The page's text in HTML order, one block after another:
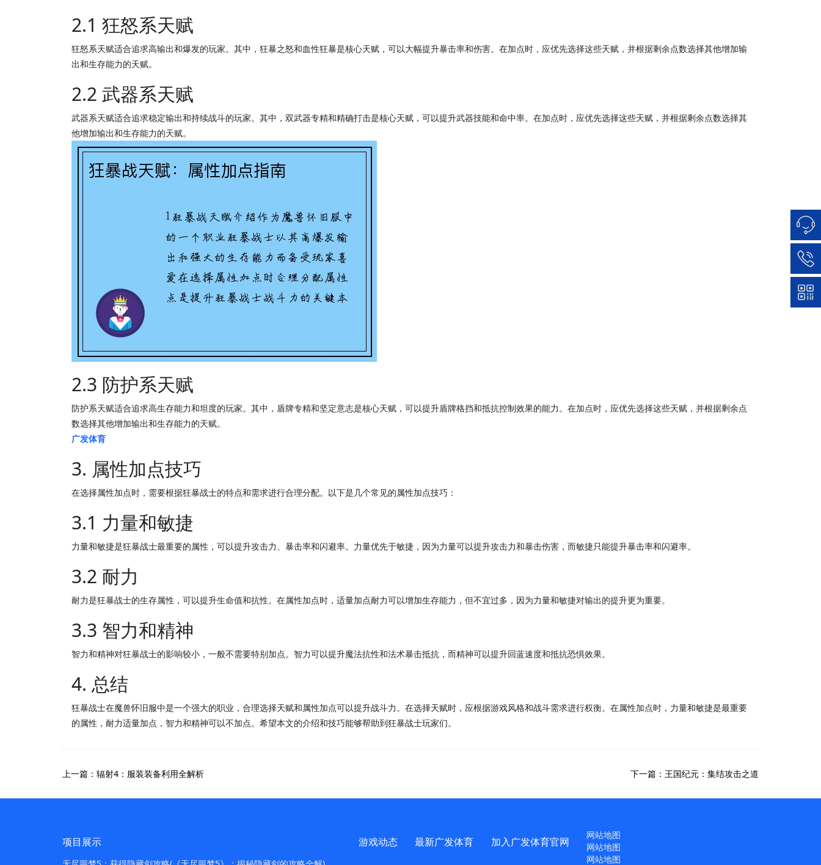
2.1 狂怒系天赋
狂怒系天赋适合追求高输出和爆发的玩家。其中，狂暴之怒和血性狂暴是核心天赋，可以大幅提升暴击率和伤害。在加点时，应优先选择这些天赋，并根据剩余点数选择其他增加输
出和生存能力的天赋。
2.2 武器系天赋
武器系天赋适合追求稳定输出和持续战斗的玩家。其中，双武器专精和精确打击是核心天赋，可以提升武器技能和命中率。在加点时，应优先选择这些天赋，并根据剩余点数选择其
他增加输出和生存能力的天赋。
2.3 防护系天赋
防护系天赋适合追求高生存能力和坦度的玩家。其中，盾牌专精和坚定意志是核心天赋，可以提升盾牌格挡和抵抗控制效果的能力。在加点时，应优先选择这些天赋，并根据剩余点
数选择其他增加输出和生存能力的天赋。
广发体育
3. 属性加点技巧
在选择属性加点时，需要根据狂暴战士的特点和需求进行合理分配。以下是几个常见的属性加点技巧：
3.1 力量和敏捷
力量和敏捷是狂暴战士最重要的属性，可以提升攻击力、暴击率和闪避率。力量优先于敏捷，因为力量可以提升攻击力和暴击伤害，而敏捷只能提升暴击率和闪避率。
3.2 耐力
耐力是狂暴战士的生存属性，可以提升生命值和抗性。在属性加点时，适量加点耐力可以增加生存能力，但不宜过多，因为力量和敏捷对输出的提升更为重要。
3.3 智力和精神
智力和精神对狂暴战士的影响较小，一般不需要特别加点。智力可以提升魔法抗性和法术暴击抵抗，而精神可以提升回蓝速度和抵抗恐惧效果。
4. 总结
狂暴战士在魔兽怀旧服中是一个强大的职业，合理选择天赋和属性加点可以提升战斗力。在选择天赋时，应根据游戏风格和战斗需求进行权衡。在属性加点时，力量和敏捷是最重要
的属性，耐力适量加点，智力和精神可以不加点。希望本文的介绍和技巧能够帮助到狂暴战士玩家们。
上一篇：辐射4：服装装备利用全解析 下一篇：王国纪元：集结攻击之道
项目展示 游戏动态 最新广发体育 加入广发体育官网
网站地图
网站地图
网站地图